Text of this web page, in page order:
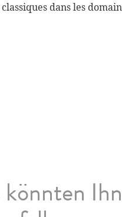
dans les
könnten